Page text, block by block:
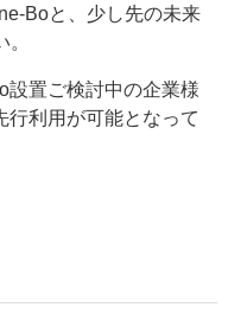
Boと、少し先の未来
置ご検討中の企業様
行利用が可能となって